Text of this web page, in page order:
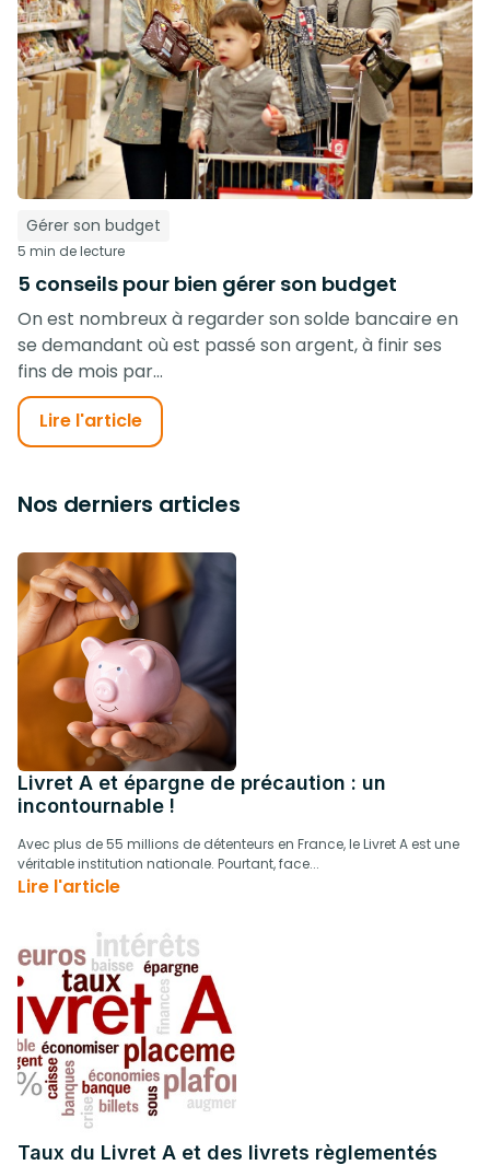
Gérer son budget
5 min de lecture
5 conseils pour bien gérer son budget
On est nombreux à regarder son solde bancaire en
se demandant où est passé son argent, à finir ses
fins de mois par...
Lire l'article
Nos derniers articles
Livret A et épargne de précaution : un
incontournable !
Avec plus de 55 millions de détenteurs en France, le Livret A est une
véritable institution nationale. Pourtant, face...
Lire l'article
Taux du Livret A et des livrets règlementés